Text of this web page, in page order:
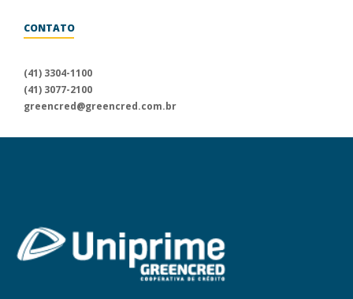
CONTATO
através dos nossos canais
de atendimento.
(41) 3304-1100
(41) 3077-2100
greencred@greencred.com.br